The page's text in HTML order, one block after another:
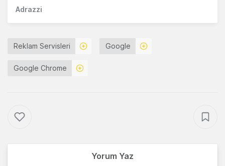
Adrazzi
Reklam Servisleri Google
Google Chrome
Yorum Yaz